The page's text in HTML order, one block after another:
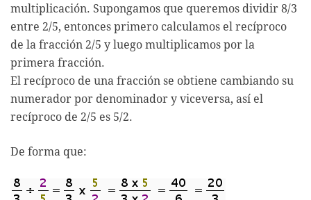
multiplicación. Supongamos que queremos dividir 8/3
entre 2/5, entonces primero calculamos el recíproco
de la fracción 2/5 y luego multiplicamos por la
primera fracción.
El recíproco de una fracción se obtiene cambiando su
numerador por denominador y viceversa, así el
recíproco de 2/5 es 5/2.
De forma que: